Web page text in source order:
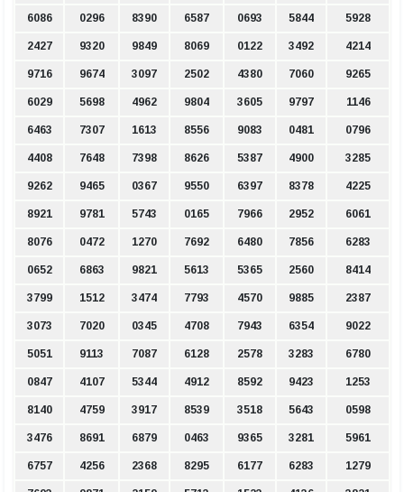
6086 0296 8390 6587 0693 5844 5928
2427 9320 9849 8069 0122 3492 4214
9716 9674 3097 2502 4380 7060 9265
6029 5698 4962 9804 3605 9797 1146
6463 7307 1613 8556 9083 0481 0796
4408 7648 7398 8626 5387 4900 3285
9262 9465 0367 9550 6397 8378 4225
8921 9781 5743 0165 7966 2952 6061
8076 0472 1270 7692 6480 7856 6283
0652 6863 9821 5613 5365 2560 8414
3799 1512 3474 7793 4570 9885 2387
3073 7020 0345 4708 7943 6354 9022
5051 9113 7087 6128 2578 3283 6780
0847 4107 5344 4912 8592 9423 1253
8140 4759 3917 8539 3518 5643 0598
3476 8691 6879 0463 9365 3281 5961
6757 4256 2368 8295 6177 6283 1279